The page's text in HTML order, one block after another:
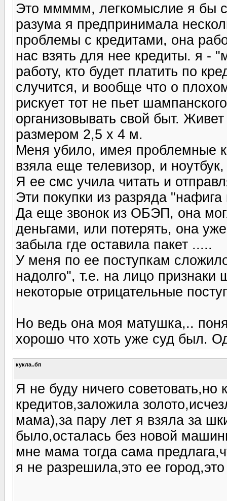
Это ммммм, легкомыслие я бы
разума я предпринимала
проблемы с кредитами, она
нас взять для нее кредиты. я -
работу, кто будет платить по
случится, и вообще что о
рискует тот не пьет
организовывать свой быт.
размером 2,5 х 4 м.
Меня убило, имея проблемные
взяла еще телевизор, и
Я ее смс учила читать и
Эти покупки из разряда "нафига
Да еще звонок из ОБЭП, она
деньгами, или потерять, она
забыла где оставила пакет .....
У меня по ее поступкам
надолго", т.е. на лицо
некоторые отрицательные
Но ведь она моя матушка,..
хорошо что хоть уже суд был.
кукла..бп
Я не буду ничего
кредитов,заложила
мама),за пару лет я взяла за
было,осталась без новой
мне мама тогда сама
я не разрешила,это ее